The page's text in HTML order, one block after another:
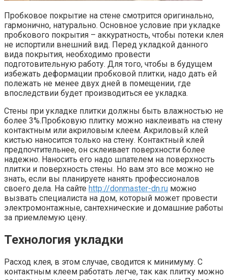
Пробковое покрытие на стене смотрится оригинально,
гармонично, натурально. Основное условие при укладке
пробкового покрытия – аккуратность, чтобы потеки клея
не испортили внешний вид. Перед укладкой данного
вида покрытия, необходимо провести
подготовительную работу. Для того, чтобы в будущем
избежать деформации пробковой плитки, надо дать ей
полежать не менее двух дней в помещении, где
впоследствии будет производиться ее укладка.
Стены при укладке плитки должны быть влажностью не
более 3%.Пробковую плитку можно наклеивать на стену
контактным или акриловым клеем. Акриловый клей
кистью наносится только на стену. Контактный клей
предпочтительнее, он склеивает поверхности более
надежно. Наносить его надо шпателем на поверхность
плитки и поверхность стены. Но вам это все можно не
знать, если вы планируете нанять профессионалов
своего дела. На сайте http://donmaster-dn.ru можно
вызвать специалиста на дом, который может провести
электромонтажные, сантехнические и домашние работы
за приемлемую цену.
Технология укладки
Расход клея, в этом случае, сводится к минимуму. С
контактным клеем работать легче, так как плитку можно